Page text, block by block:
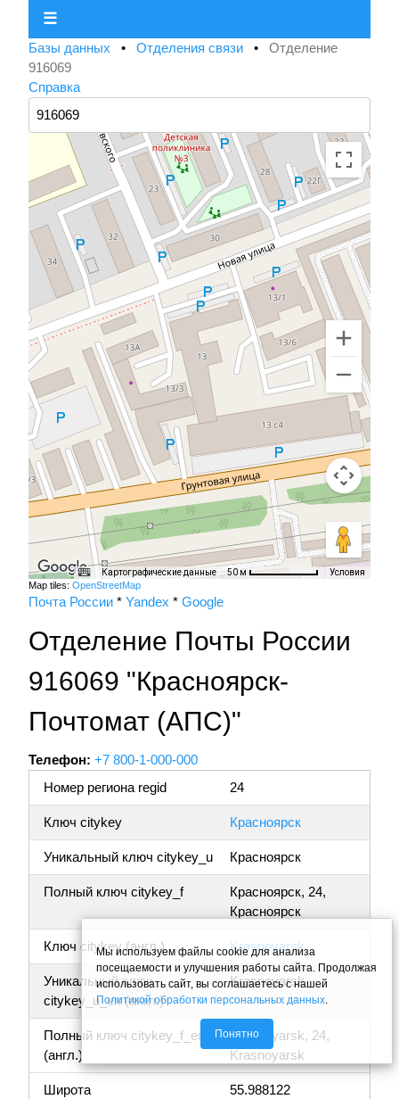
☰
Базы данных • Отделения связи • Отделение
916069
Справка
Картографические данные 50 м Условия
Map tiles: OpenStreetMap
Почта России * Yandex * Google
Отделение Почты России
916069 "Красноярск-
Почтомат (АПС)"
Телефон: +7 800-1-000-000
Номер региона regid
24
Ключ citykey Красноярск
Уникальный ключ citykey_u Красноярск
Полный ключ citykey_f
Красноярск, 24,
Красноярск
Ключ citykey (англ.) Krasnoyarsk
Уникальный ключ
citykey_u_en (англ.)
Krasnoyarsk
Полный ключ citykey_f_en
(англ.)
Krasnoyarsk, 24,
Krasnoyarsk
Широта 55.988122
Мы используем файлы cookie для анализа
посещаемости и улучшения работы сайта. Продолжая
использовать сайт, вы соглашаетесь с нашей
Политикой обработки персональных данных.
Понятно